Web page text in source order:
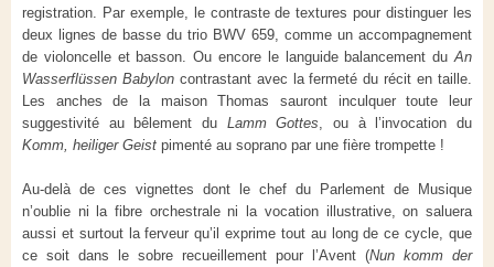
registration. Par exemple, le contraste de textures pour distinguer les
deux lignes de basse du trio BWV 659, comme un accompagnement
de violoncelle et basson. Ou encore le languide balancement du An
Wasserflüssen Babyloncontrastant avec la fermeté du récit en taille.
Les anches de la maison Thomas sauront inculquer toute leur
suggestivité au bêlement du Lamm Gottes , ou à l’invocation du
Komm, heiliger Geist pimenté au soprano par une fière trompette !
Au-delà de ces vignettes dont le chef du Parlement de Musique
n’oublie ni la fibre orchestrale ni la vocation illustrative, on saluera
aussi et surtout la ferveur qu’il exprime tout au long de ce cycle, que
ce soit dans le sobre recueillement pour l’Avent (Nun komm der